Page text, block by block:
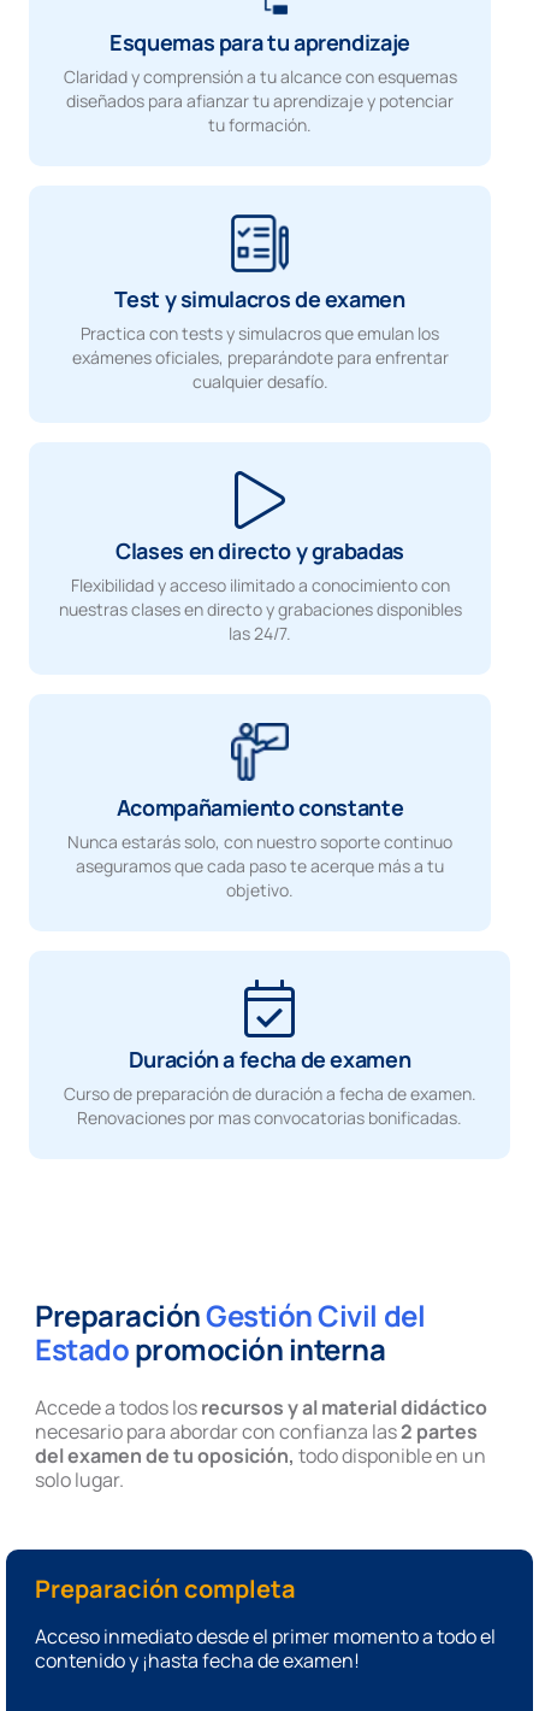
Esquemas para tu aprendizaje
Claridad y comprensión a tu alcance con esquemas
diseñados para afianzar tu aprendizaje y potenciar
tu formación.
Test y simulacros de examen
Practica con tests y simulacros que emulan los
exámenes oficiales, preparándote para enfrentar
cualquier desafío.
Clases en directo y grabadas
Flexibilidad y acceso ilimitado a conocimiento con
nuestras clases en directo y grabaciones disponibles
las 24/7.
Acompañamiento constante
Nunca estarás solo, con nuestro soporte continuo
aseguramos que cada paso te acerque más a tu
objetivo.
Duración a fecha de examen
Curso de preparación de duración a fecha de examen.
Renovaciones por mas convocatorias bonificadas.
PreparaciónGestión Civil del
Estadopromoción interna
Accede a todos losrecursos y al material didáctico
necesario para abordar con confianza las2 partes
del examen de tu oposición, todo disponible en un
solo lugar.
Preparación completa
Acceso inmediato desde el primer momento a todo el
contenido y ¡hasta fecha de examen!